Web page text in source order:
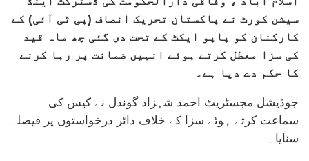
سیشن کورٹ نے پاکستان تحریک انصاف (پی ٹی آئی) کے
کارکنان کو پاپو ایکٹ کے تحت دی گئی چھ ماہ قید
کی سزا معطل کرتے ہوئے انہیں ضمانت پر رہا کرنے
کا حکم دے دیا ہے۔
جوڈیشل مجسٹریٹ احمد شہزاد گوندل نے کیس کی
سماعت کرتے ہوئے سزا کے خلاف دائر درخواستوں پر فیصلہ
سنایا۔